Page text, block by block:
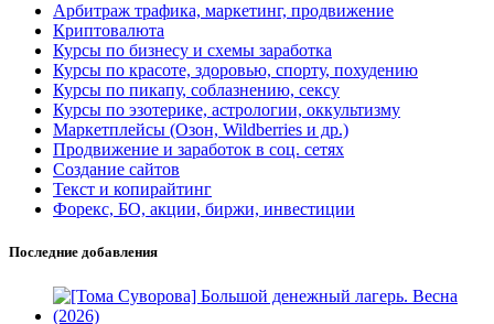
Арбитраж трафика, маркетинг, продвижение
Криптовалюта
Курсы по бизнесу и схемы заработка
Курсы по красоте, здоровью, спорту, похудению
Курсы по пикапу, соблазнению, сексу
Курсы по эзотерике, астрологии, оккультизму
Маркетплейсы (Озон, Wildberries и др.)
Продвижение и заработок в соц. сетях
Создание сайтов
Текст и копирайтинг
Форекс, БО, акции, биржи, инвестиции
Последние добавления